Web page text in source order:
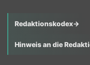
Redaktionskodex→
Hinweis an die